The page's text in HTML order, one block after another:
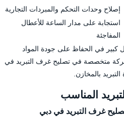
إصلاح وحدات التحكم والمبردات التجارية
استجابة على مدار الساعة للأعطال
المفاجئة
كبير في الحفاظ على جودة المواد
شركة متخصصة في تصليح غرف التبريد في
بالمخازن.
المناسب
غرف التبريد في دبي